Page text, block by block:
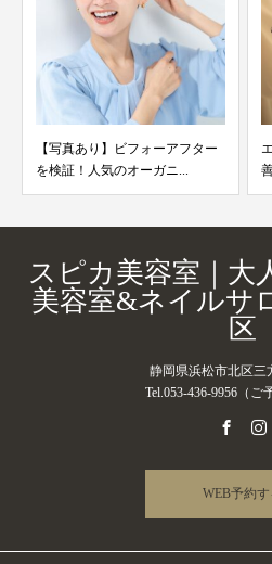
【写真あり】ビフォーアフター
を検証！人気のオーガニ...
スピカ美容室｜大
美容室&ネイルサ
区
静岡県浜松市北区三
Tel.053-436-9956（ご
WEB予約す